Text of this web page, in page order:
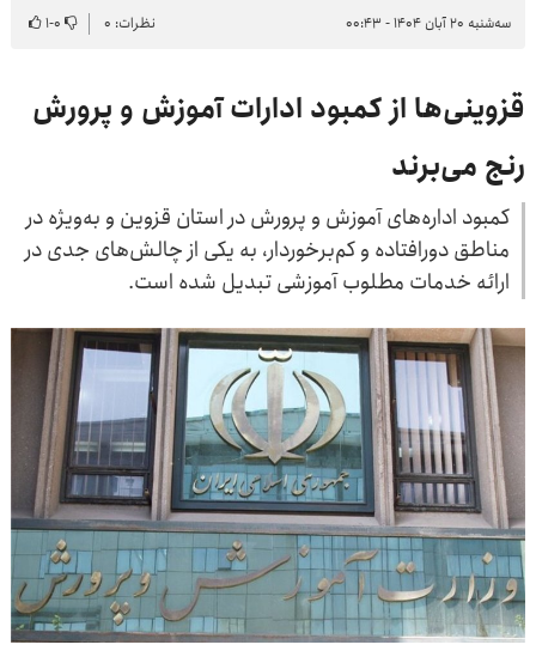
سه‌شنبه ۲۰ آبان ۱۴۰۴ - ۰۰:۴۳ نظرات: ۰ ۰-۱
قزوینی‌ها از کمبود ادارات آموزش و پرورش
رنج می‌برند
کمبود اداره‌های آموزش و پرورش در استان قزوین و به‌ویژه در
مناطق دورافتاده و کم‌برخوردار، به یکی از چالش‌های جدی در
ارائه خدمات مطلوب آموزشی تبدیل شده است.